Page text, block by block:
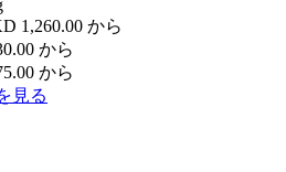
1,260.00 から
から
から
見る